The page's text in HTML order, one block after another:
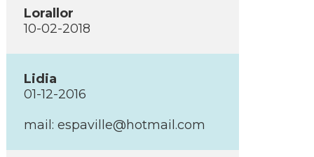
Lorallor
10-02-2018
Lidia
01-12-2016
mail: espaville@hotmail.com